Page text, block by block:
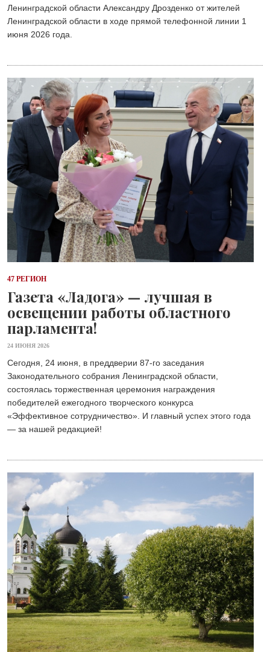
Ленинградской области Александру Дрозденко от жителей
Ленинградской области в ходе прямой телефонной линии 1
июня 2026 года.
47 РЕГИОН
Газета «Ладога» — лучшая в
освещении работы областного
парламента!
24 ИЮНЯ 2026
Сегодня, 24 июня, в преддверии 87-го заседания
Законодательного собрания Ленинградской области,
состоялась торжественная церемония награждения
победителей ежегодного творческого конкурса
«Эффективное сотрудничество». И главный успех этого года
— за нашей редакцией!